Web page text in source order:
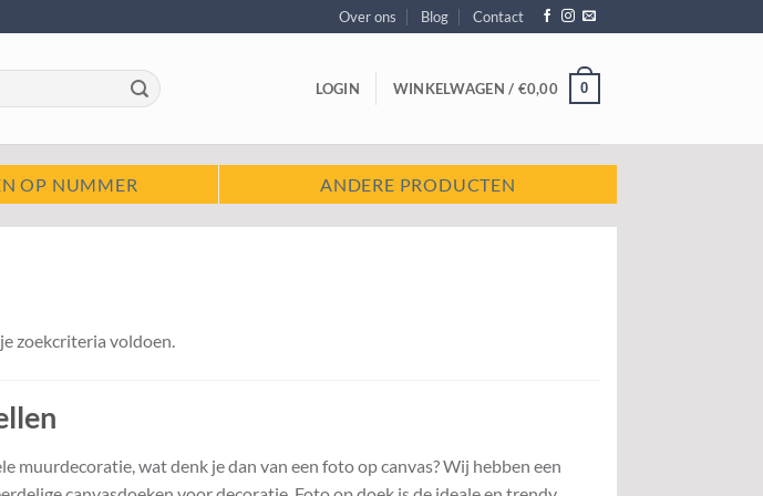
Over ons Blog Contact
LOGIN WINKELWAGEN / €0,00 0
OP NUMMER ANDERE PRODUCTEN
zoekcriteria voldoen.
muurdecoratie, wat denk je dan van een foto op canvas? Wij hebben een